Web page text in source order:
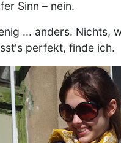
Sinn – nein.
... anders. Nichts,
perfekt, finde ich.